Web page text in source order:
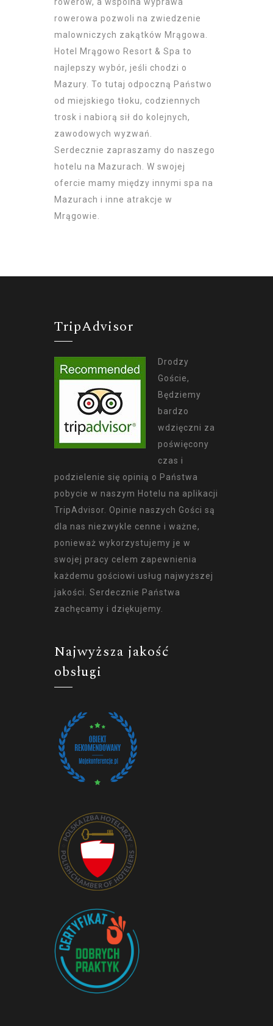
rowerowa pozwoli na zwiedzenie
malowniczych zakątków Mrągowa.
Hotel Mrągowo Resort & Spa to
najlepszy wybór, jeśli chodzi o
Mazury. To tutaj odpoczną Państwo
od miejskiego tłoku, codziennych
trosk i nabiorą sił do kolejnych,
zawodowych wyzwań.
Serdecznie zapraszamy do naszego
hotelu na Mazurach
. W swojej
ofercie mamy między innymi spa na
Mazurach i inne atrakcje w
Mrągowie
TripAdvisor
Drodzy
Goście,
Będziemy
bardzo
wdzięczni za
poświęcony
czas i
podzielenie się opinią o Państwa
pobycie w naszym Hotelu na aplikacji
TripAdvisor. Opinie naszych Gości są
dla nas niezwykle cenne i ważne,
ponieważ wykorzystujemy je w
swojej pracy celem zapewnienia
każdemu gościowi usług najwyższej
jakości. Serdecznie Państwa
zachęcamy i dziękujemy.
Najwyższa jakość
obsługi